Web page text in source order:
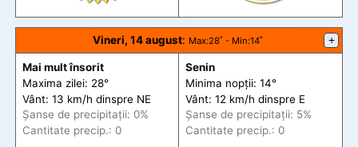
Vineri, 14 august: Max:28˚ - Min:14˚ +
Mai mult însorit
Maxima zilei: 28°
Vânt: 13 km/h dinspre NE
Șanse de precipitații: 0%
Cantitate precip.: 0
Senin
Minima nopții: 14°
Vânt: 12 km/h dinspre E
Șanse de precipitații: 5%
Cantitate precip.: 0